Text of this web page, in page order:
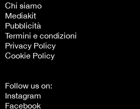
Chi siamo
Mediakit
Pubblicità
Termini e condizioni
Privacy Policy
Cookie Policy
Follow us on:
Instagram
Facebook